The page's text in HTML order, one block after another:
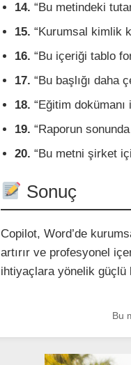
14. “Bu metindeki
15. “Kurumsal kimlik
16. “Bu içeriği tablo
17. “Bu başlığı daha
18. “Eğitim dokümanı
19. “Raporun
20. “Bu metni şirket
Sonuç
Copilot, Word’de
artırır ve profesyonel
ihtiyaçlara yönelik güçlü
Bu